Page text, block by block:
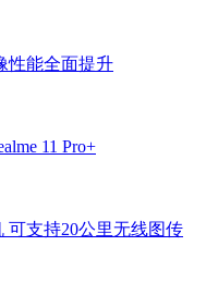
性能全面提升
11 Pro+
可支持20公里无线图传